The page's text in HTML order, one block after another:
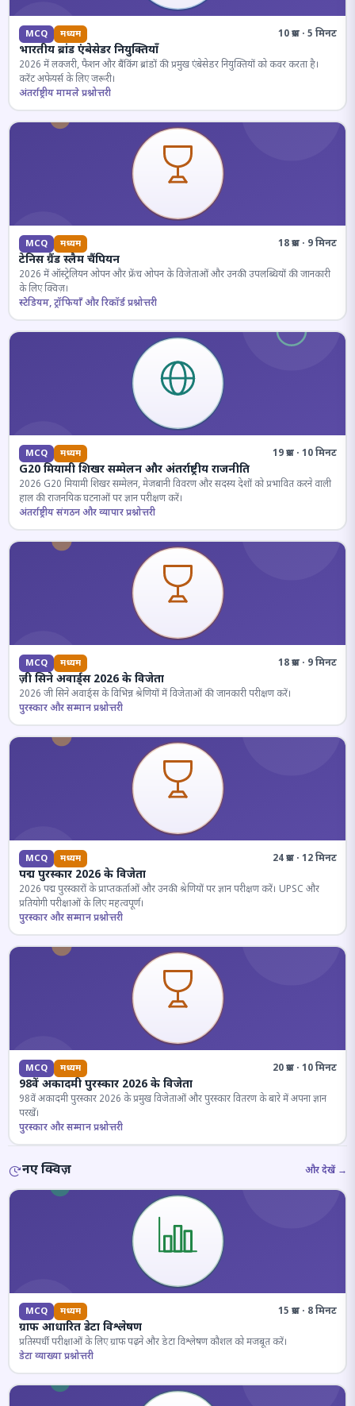
MCQ मध्यम 10 प्रश्न · 5 मिनट
भारतीय ब्रांड एंबेसेडर नियुक्तियाँ
2026 में लक्जरी, फैशन और बैंकिंग ब्रांडों की प्रमुख एंबेसेडर नियुक्तियों को कवर करता है।
करेंट अफेयर्स के लिए जरूरी।
अंतर्राष्ट्रीय मामले प्रश्नोत्तरी
MCQ मध्यम 18 प्रश्न · 9 मिनट
टेनिस ग्रैंड स्लैम चैंपियन
2026 में ऑस्ट्रेलियन ओपन और फ्रेंच ओपन के विजेताओं और उनकी उपलब्धियों की जानकारी
के लिए क्विज़।
स्टेडियम, ट्रॉफियाँ और रिकॉर्ड प्रश्नोत्तरी
MCQ मध्यम 19 प्रश्न · 10 मिनट
G20 मियामी शिखर सम्मेलन और अंतर्राष्ट्रीय राजनीति
2026 G20 मियामी शिखर सम्मेलन, मेजबानी विवरण और सदस्य देशों को प्रभावित करने वाली
हाल की राजनयिक घटनाओं पर ज्ञान परीक्षण करें।
अंतर्राष्ट्रीय संगठन और व्यापार प्रश्नोत्तरी
MCQ मध्यम 18 प्रश्न · 9 मिनट
ज़ी सिने अवार्ड्स 2026 के विजेता
2026 जी सिने अवार्ड्स के विभिन्न श्रेणियों में विजेताओं की जानकारी परीक्षण करें।
पुरस्कार और सम्मान प्रश्नोत्तरी
MCQ मध्यम 24 प्रश्न · 12 मिनट
पद्म पुरस्कार 2026 के विजेता
2026 पद्म पुरस्कारों के प्राप्तकर्ताओं और उनकी श्रेणियों पर ज्ञान परीक्षण करें। UPSC और
प्रतियोगी परीक्षाओं के लिए महत्वपूर्ण।
पुरस्कार और सम्मान प्रश्नोत्तरी
MCQ मध्यम 20 प्रश्न · 10 मिनट
98वें अकादमी पुरस्कार 2026 के विजेता
98वें अकादमी पुरस्कार 2026 के प्रमुख विजेताओं और पुरस्कार वितरण के बारे में अपना ज्ञान
परखें।
पुरस्कार और सम्मान प्रश्नोत्तरी
नए क्विज़ और देखें →
MCQ मध्यम 15 प्रश्न · 8 मिनट
ग्राफ आधारित डेटा विश्लेषण
प्रतिस्पर्धी परीक्षाओं के लिए ग्राफ पढ़ने और डेटा विश्लेषण कौशल को मजबूत करें।
डेटा व्याख्या प्रश्नोत्तरी